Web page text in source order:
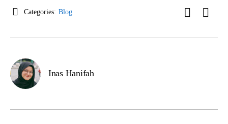
Categories: Blog
Inas Hanifah